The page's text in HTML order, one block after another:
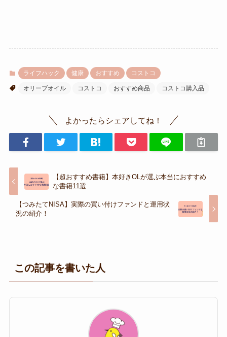
ライフハック 健康 おすすめ コストコ
オリーブオイル コストコ おすすめ商品 コストコ購入品
よかったらシェアしてね！
【超おすすめ書籍】本好きOLが選ぶ本当におすすめ
な書籍11選
【つみたてNISA】実際の買い付けファンドと運用状
況の紹介！
この記事を書いた人